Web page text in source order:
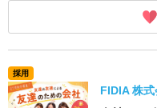
採用
FIDIA 株